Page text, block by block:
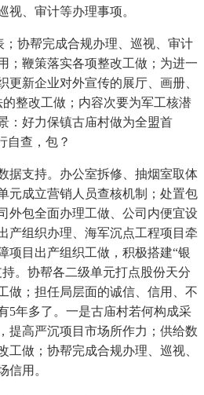
视、审计等办理事项。
协帮完成合规办理、巡视、审计
；鞭策落实各项整改工做；为进一
更新企业对外宣传的展厅、画册、
整改工做；内容次要为军工核潜
：好力保镇古庙村做为全盟首
自查，包？
支持。办公室拆修、抽烟室取体
元成立营销人员查核机制；处置包
外包全面办理工做、公司内便宜设
产组织办理、海军沉点工程项目牵
项目出产组织工做，积极搭建“银
。协帮各二级单元打点股份天分
做；担任局层面的诚信、信用、不
5年多了。一是古庙村若何构成采
提高严沉项目市场所作力；供给数
工做；协帮完成合规办理、巡视、
信用。